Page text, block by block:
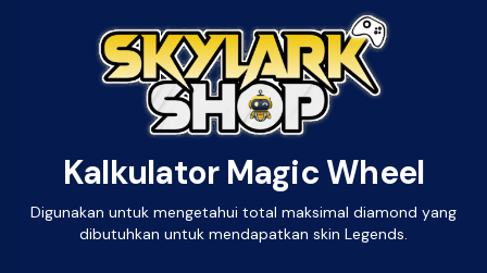
Kalkulator Magic Wheel
Digunakan untuk mengetahui total maksimal diamond yang
dibutuhkan untuk mendapatkan skin Legends.